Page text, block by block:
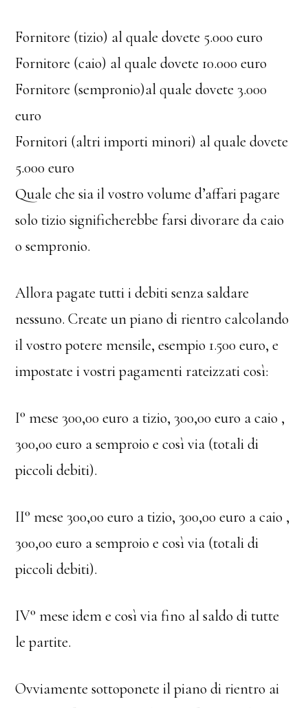
Fornitore (tizio) al quale dovete 5.000 euro
Fornitore (caio) al quale dovete 10.000 euro
Fornitore (sempronio)al quale dovete 3.000
euro
Fornitori (altri importi minori) al quale dovete
5.000 euro
Quale che sia il vostro volume d’affari pagare
solo tizio significherebbe farsi divorare da caio
o sempronio.
Allora pagate tutti i debiti senza saldare
nessuno. Create un piano di rientro calcolando
il vostro potere mensile, esempio 1.500 euro, e
impostate i vostri pagamenti rateizzati così:
I° mese 300,00 euro a tizio, 300,00 euro a caio ,
300,00 euro a semproio e così via (totali di
piccoli debiti).
II° mese 300,00 euro a tizio, 300,00 euro a caio ,
300,00 euro a semproio e così via (totali di
piccoli debiti).
IV° mese idem e così via fino al saldo di tutte
le partite.
Ovviamente sottoponete il piano di rientro ai